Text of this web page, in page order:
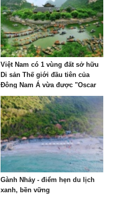
Việt Nam có 1 vùng đất sở hữu
Di sản Thế giới đầu tiên của
Đông Nam Á vừa được "Oscar
của ngành du lịch" đề cử, là nơi
tỷ phú Xuân Trường đầu tư KDL
tâm linh 12.000 ha
Gành Nhảy - điểm hẹn du lịch
xanh, bền vững